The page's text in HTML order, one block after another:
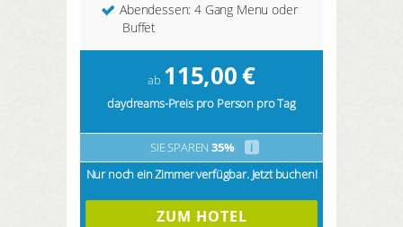
Abendessen: 4 Gang Menu oder
Buffet
ab 115,00€
daydreams-Preis pro Person pro Tag
SIE SPAREN 35%
i
Nur noch ein Zimmer verfügbar. Jetzt buchen!
ZUM HOTEL